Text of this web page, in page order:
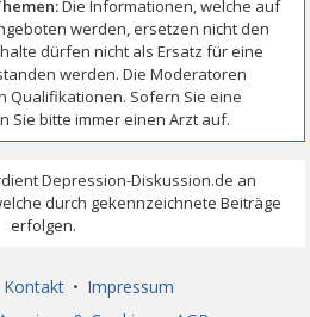
Kontakt • Impressum